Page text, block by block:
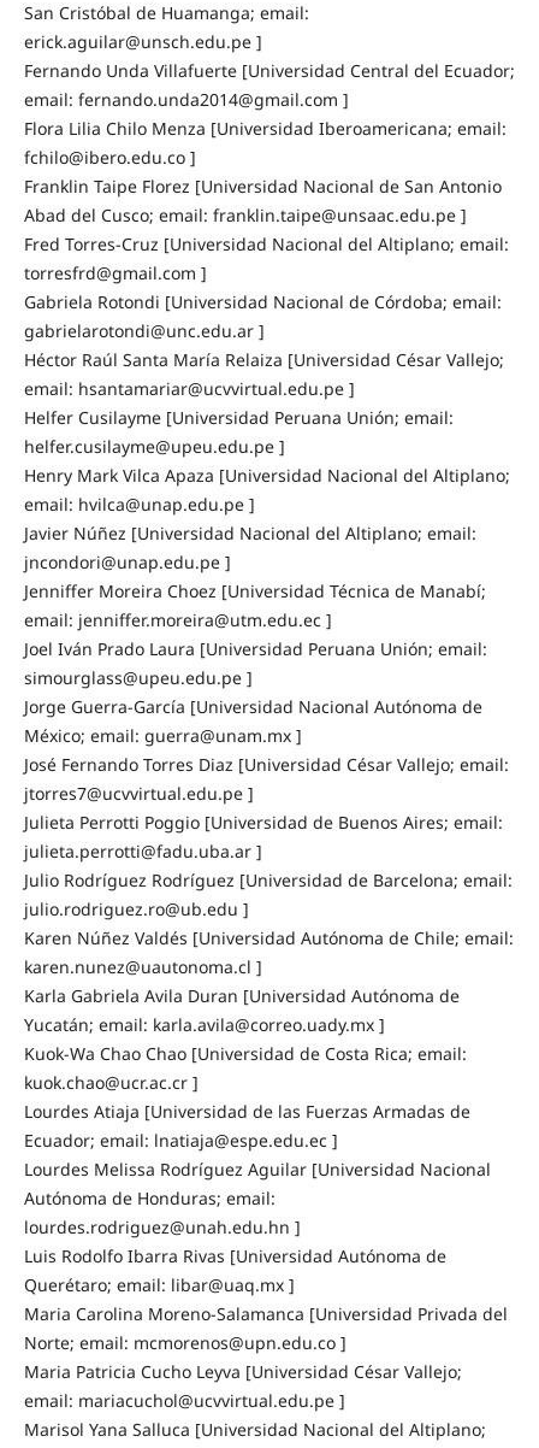
San Cristóbal de Huamanga; email:
erick.aguilar@unsch.edu.pe ]
Fernando Unda Villafuerte [Universidad Central del Ecuador;
email: fernando.unda2014@gmail.com ]
Flora Lilia Chilo Menza [Universidad Iberoamericana; email:
fchilo@ibero.edu.co ]
Franklin Taipe Florez [Universidad Nacional de San Antonio
Abad del Cusco; email: franklin.taipe@unsaac.edu.pe ]
Fred Torres-Cruz [Universidad Nacional del Altiplano; email:
torresfrd@gmail.com ]
Gabriela Rotondi [Universidad Nacional de Córdoba; email:
gabrielarotondi@unc.edu.ar ]
Héctor Raúl Santa María Relaiza [Universidad César Vallejo;
email: hsantamariar@ucvvirtual.edu.pe ]
Helfer Cusilayme [Universidad Peruana Unión; email:
helfer.cusilayme@upeu.edu.pe ]
Henry Mark Vilca Apaza [Universidad Nacional del Altiplano;
email: hvilca@unap.edu.pe ]
Javier Núñez [Universidad Nacional del Altiplano; email:
jncondori@unap.edu.pe ]
Jenniffer Moreira Choez [Universidad Técnica de Manabí;
email: jenniffer.moreira@utm.edu.ec ]
Joel Iván Prado Laura [Universidad Peruana Unión; email:
simourglass@upeu.edu.pe ]
Jorge Guerra-García [Universidad Nacional Autónoma de
México; email: guerra@unam.mx ]
José Fernando Torres Diaz [Universidad César Vallejo; email:
jtorres7@ucvvirtual.edu.pe ]
Julieta Perrotti Poggio [Universidad de Buenos Aires; email:
julieta.perrotti@fadu.uba.ar ]
Julio Rodríguez Rodríguez [Universidad de Barcelona; email:
julio.rodriguez.ro@ub.edu ]
Karen Núñez Valdés [Universidad Autónoma de Chile; email:
karen.nunez@uautonoma.cl ]
Karla Gabriela Avila Duran [Universidad Autónoma de
Yucatán; email: karla.avila@correo.uady.mx ]
Kuok-Wa Chao Chao [Universidad de Costa Rica; email:
kuok.chao@ucr.ac.cr ]
Lourdes Atiaja [Universidad de las Fuerzas Armadas de
Ecuador; email: lnatiaja@espe.edu.ec ]
Lourdes Melissa Rodríguez Aguilar [Universidad Nacional
Autónoma de Honduras; email:
lourdes.rodriguez@unah.edu.hn ]
Luis Rodolfo Ibarra Rivas [Universidad Autónoma de
Querétaro; email: libar@uaq.mx ]
Maria Carolina Moreno-Salamanca [Universidad Privada del
Norte; email: mcmorenos@upn.edu.co ]
Maria Patricia Cucho Leyva [Universidad César Vallejo;
email: mariacuchol@ucvvirtual.edu.pe ]
Marisol Yana Salluca [Universidad Nacional del Altiplano;